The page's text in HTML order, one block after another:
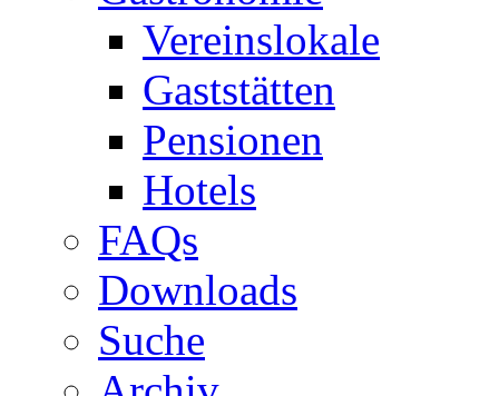
Vereinslokale
Gaststätten
Pensionen
Hotels
FAQs
Downloads
Suche